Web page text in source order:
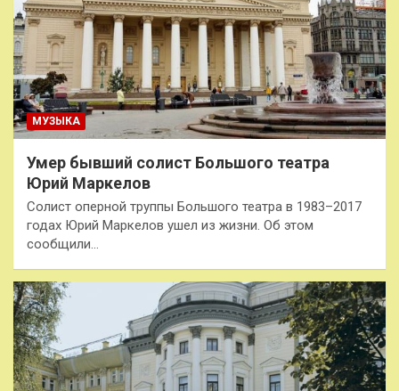
МУЗЫКА
Умер бывший солист Большого театра
Юрий Маркелов
Солист оперной труппы Большого театра в 1983–2017
годах Юрий Маркелов ушел из жизни. Об этом
сообщили…